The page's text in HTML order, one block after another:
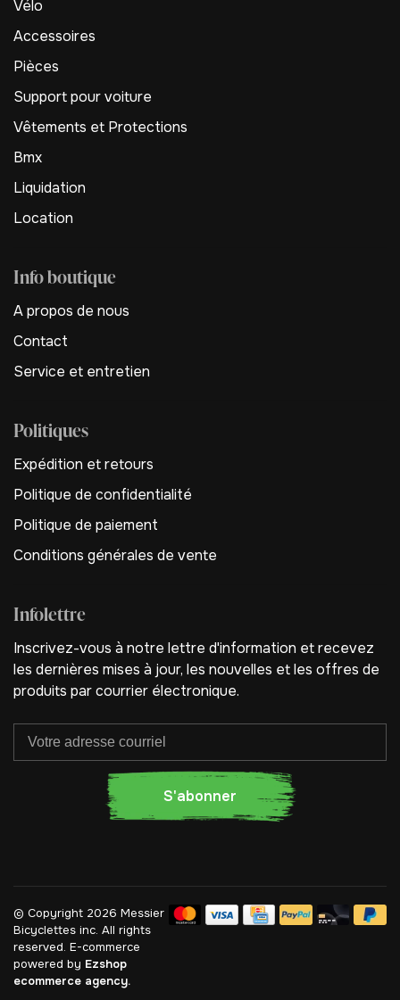
Vélo
Accessoires
Pièces
Support pour voiture
Vêtements et Protections
Bmx
Liquidation
Location
Info boutique
A propos de nous
Contact
Service et entretien
Politiques
Expédition et retours
Politique de confidentialité
Politique de paiement
Conditions générales de vente
Infolettre
Inscrivez-vous à notre lettre d'information et recevez
les dernières mises à jour, les nouvelles et les offres de
produits par courrier électronique.
S'abonner
© Copyright 2026 Messier
Bicyclettes inc. All rights
reserved. E-commerce
powered by Ezshop
ecommerce agency.